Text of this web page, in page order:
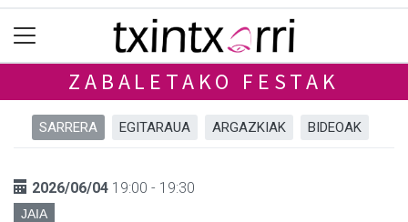
ZABALETAKO FESTAK
SARRERA EGITARAUA ARGAZKIAK BIDEOAK
2026/06/04 19:00 - 19:30
JAIA